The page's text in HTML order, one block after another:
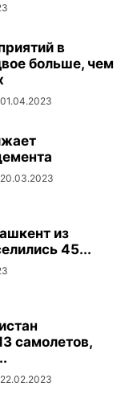
в
больше, чем
01.04.2023
20.03.2023
из
45...
самолетов,
22.02.2023